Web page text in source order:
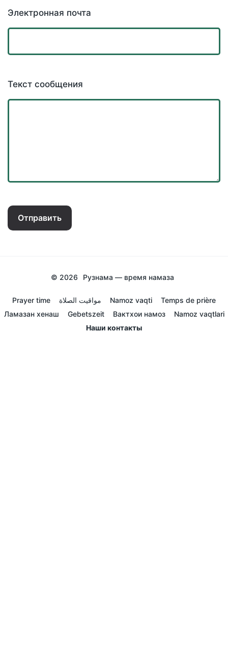
Электронная почта
Текст сообщения
Отправить
© 2026 Рузнама — время намаза
Prayer time مواقيت الصلاة Namoz vaqti
Temps de prière
Ламазан хенаш
Gebetszeit Вактхои намоз
Namoz vaqtlari
Наши контакты